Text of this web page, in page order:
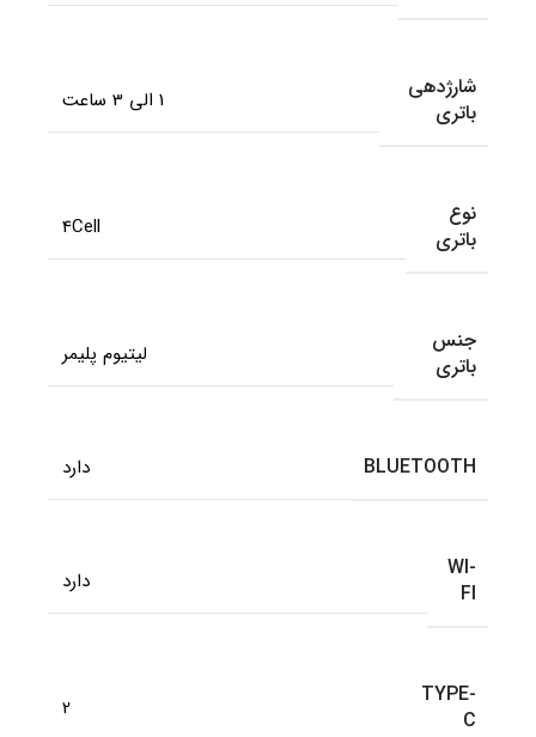
شارژدهی
باتری
1 الی 3 ساعت
نوع
باتری
4Cell
جنس
باتری
لیتیوم پلیمر
BLUETOOTH دارد
WI-
FI
دارد
TYPE-
C
2